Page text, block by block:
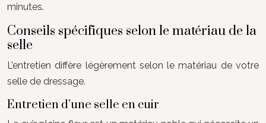
minutes.
Conseils spécifiques selon le matériau de la
selle
L’entretien diffère légèrement selon le matériau de votre
selle de dressage.
Entretien d’une selle en cuir